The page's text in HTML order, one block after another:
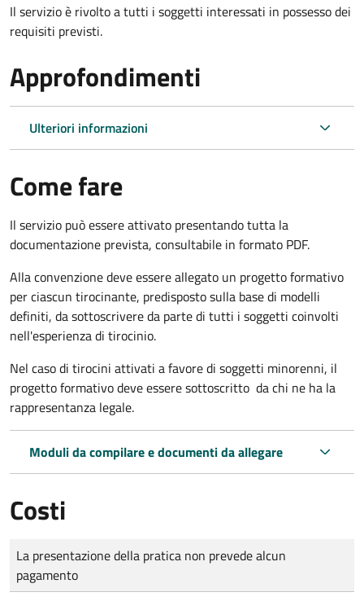
Il servizio è rivolto a tutti i soggetti interessati in possesso dei
requisiti previsti.
Approfondimenti
Ulteriori informazioni
Come fare
Il servizio può essere attivato presentando tutta la
documentazione prevista, consultabile in formato PDF.
Alla convenzione deve essere allegato un progetto formativo
per ciascun tirocinante, predisposto sulla base di modelli
definiti, da sottoscrivere da parte di tutti i soggetti coinvolti
nell'esperienza di tirocinio.
Nel caso di tirocini attivati a favore di soggetti minorenni, il
progetto formativo deve essere sottoscritto da chi ne ha la
rappresentanza legale.
Moduli da compilare e documenti da allegare
Costi
Tipo di pagamento
Importo
La presentazione della pratica non prevede alcun
pagamento